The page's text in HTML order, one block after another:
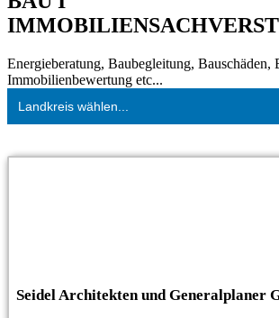
Energieberatung, Baubegleitung, Bauschäden,
Immobilienbewertung etc...
Landkreis wählen...
Seidel Architekten und Generalplaner